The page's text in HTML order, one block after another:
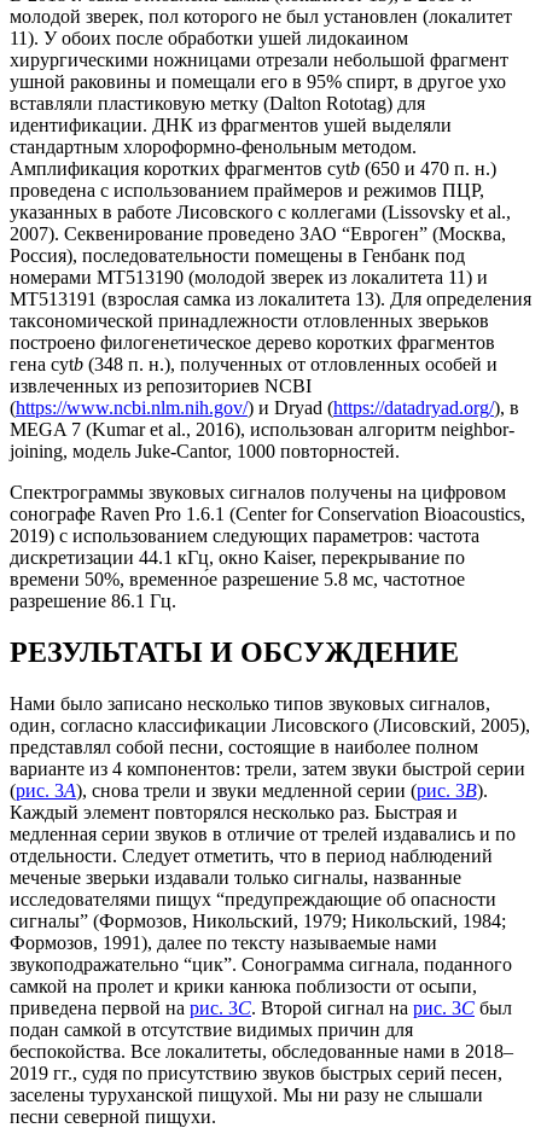
молодой зверек, пол которого не был установлен (локалитет
11). У обоих после обработки ушей лидокаином
хирургическими ножницами отрезали небольшой фрагмент
ушной раковины и помещали его в 95% спирт, в другое ухо
вставляли пластиковую метку (Dalton Rototag) для
идентификации. ДНК из фрагментов ушей выделяли
стандартным хлороформно-фенольным методом.
Амплификация коротких фрагментов cytb (650 и 470 п. н.)
проведена с использованием праймеров и режимов ПЦР,
указанных в работе Лисовского с коллегами (Lissovsky et al.,
2007). Секвенирование проведено ЗАО “Евроген” (Москва,
Россия), последовательности помещены в Генбанк под
номерами MT513190 (молодой зверек из локалитета 11) и
MT513191 (взрослая самка из локалитета 13). Для определения
таксономической принадлежности отловленных зверьков
построено филогенетическое дерево коротких фрагментов
гена cytb (348 п. н.), полученных от отловленных особей и
извлеченных из репозиториев NCBI
(https://www.ncbi.nlm.nih.gov/) и Dryad (https://datadryad.org/), в
MEGA 7 (Kumar et al., 2016), использован алгоритм neighbor-
joining, модель Juke-Cantor, 1000 повторностей.
Спектрограммы звуковых сигналов получены на цифровом
сонографе Raven Pro 1.6.1 (Center for Conservation Bioacoustics,
2019) с использованием следующих параметров: частота
дискретизации 44.1 кГц, окно Kaiser, перекрывание по
времени 50%, временно́е разрешение 5.8 мс, частотное
разрешение 86.1 Гц.
РЕЗУЛЬТАТЫ И ОБСУЖДЕНИЕ
Нами было записано несколько типов звуковых сигналов,
один, согласно классификации Лисовского (Лисовский, 2005),
представлял собой песни, состоящие в наиболее полном
варианте из 4 компонентов: трели, затем звуки быстрой серии
(рис. 3A), снова трели и звуки медленной серии (рис. 3B).
Каждый элемент повторялся несколько раз. Быстрая и
медленная серии звуков в отличие от трелей издавались и по
отдельности. Следует отметить, что в период наблюдений
меченые зверьки издавали только сигналы, названные
исследователями пищух “предупреждающие об опасности
сигналы” (Формозов, Никольский, 1979; Никольский, 1984;
Формозов, 1991), далее по тексту называемые нами
звукоподражательно “цик”. Сонограмма сигнала, поданного
самкой на пролет и крики канюка поблизости от осыпи,
приведена первой на рис. 3C. Второй сигнал на рис. 3C был
подан самкой в отсутствие видимых причин для
беспокойства. Все локалитеты, обследованные нами в 2018–
2019 гг., судя по присутствию звуков быстрых серий песен,
заселены туруханской пищухой. Мы ни разу не слышали
песни северной пищухи.